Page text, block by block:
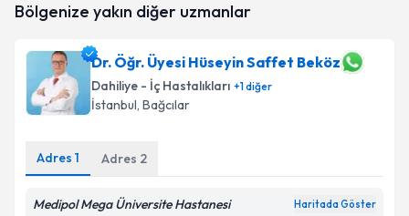
oluşturun. Size bu uzmandan randevu almanız için bir
E-posta Adresiniz
Kişisel verilerimin işlenmesine ilişkin
Metni'ni okudum ve kişisel verilerimin belirtilen
kapsamda işlenmesini kabul ediyorum.
Bölgenize yakın diğer uzmanlar
Dr. Öğr. Üyesi Hüseyin Saffet Beköz
Dahiliye - İç Hastalıkları +1diğer
İstanbul, Bağcılar
Adres 1 Adres 2
Medipol Mega Üniversite Hastanesi Haritada Göster